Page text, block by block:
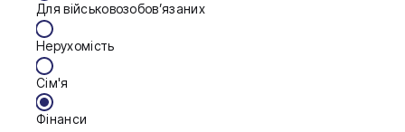
Запоріжжя
Калуш
Кам'янське
Ковель
Для військовозобов’язаних
Нерухомість
Сім'я
Фінанси